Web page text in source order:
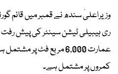
وزیراعلیٰ سندھ نے قمبر میں قائم
ری ہیبیلی ٹیشن سینٹر کی پیش رفت
کمروں پر مشتمل ہے۔